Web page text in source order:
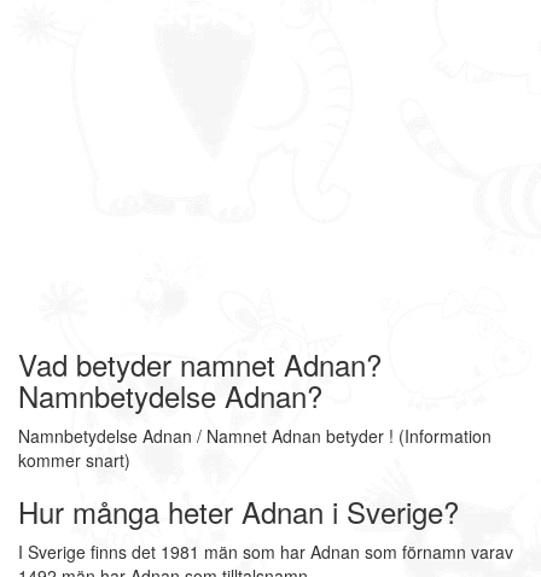
Vad betyder namnet Adnan?
Namnbetydelse Adnan?
Namnbetydelse Adnan / Namnet Adnan betyder ! (Information
kommer snart)
Hur många heter Adnan i Sverige?
I Sverige finns det 1981 män som har Adnan som förnamn varav